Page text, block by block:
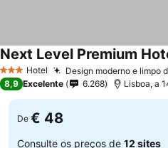
3 EstrelasHotel Design moderno e limpo
Next Level Premium
8,9 Excelente 6.268 Lisboa, a
De € 48
Consulte os preços de 12 sites